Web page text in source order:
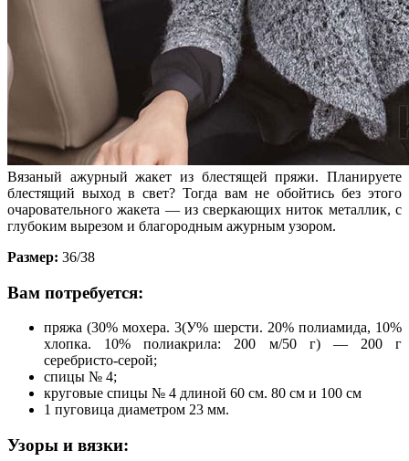
Вязаный ажурный жакет из блестящей пряжи. Планируете
блестящий выход в свет? Тогда вам не обойтись без этого
очаровательного жакета — из сверкающих ниток металлик, с
глубоким вырезом и благородным ажурным узором.
Размер: 36/38
Вам потребуется:
пряжа (30% мохера. 3(У% шерсти. 20% полиамида, 10%
хлопка. 10% полиакрила: 200 м/50 г) — 200 г
серебристо-серой;
спицы № 4;
круговые спицы № 4 длиной 60 см. 80 см и 100 см
1 пуговица диаметром 23 мм.
Узоры и вязки: